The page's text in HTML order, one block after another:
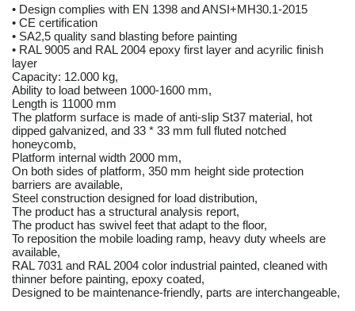
• Design complies with EN 1398 and ANSI+MH30.1-2015
• CE certification
• SA2,5 quality sand blasting before painting
• RAL 9005 and RAL 2004 epoxy first layer and acyrilic finish
layer
Capacity: 12.000 kg,
Ability to load between 1000-1600 mm,
Length is 11000 mm
The platform surface is made of anti-slip St37 material, hot
dipped galvanized, and 33 * 33 mm full fluted notched
honeycomb,
Platform internal width 2000 mm,
On both sides of platform, 350 mm height side protection
barriers are available,
Steel construction designed for load distribution,
The product has a structural analysis report,
The product has swivel feet that adapt to the floor,
To reposition the mobile loading ramp, heavy duty wheels are
available,
RAL 7031 and RAL 2004 color industrial painted, cleaned with
thinner before painting, epoxy coated,
Designed to be maintenance-friendly, parts are interchangeable,